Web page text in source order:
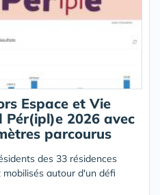
Espace et Vie
Pér(ipl)e 2026 avec
parcourus
des 33 résidences
autour d'un défi